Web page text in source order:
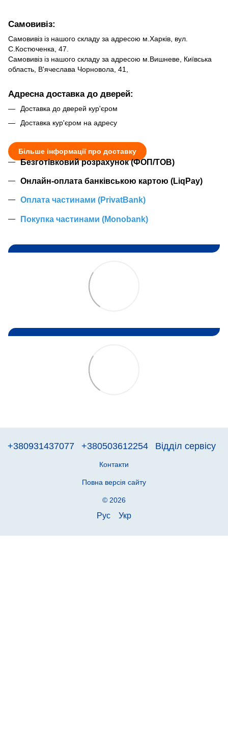
Самовивіз:
Самовивіз із нашого складу за адресою м.Харків, вул.
С.Костюченка, 47.
Самовивіз із нашого складу за адресою м.Вишневе, Київська
область, В'ячеслава Чорновола, 41,
Адресна доставка до дверей:
Доставка до дверей кур'єром
Доставка кур'єром на адресу
Більше інформації про доставку
Безготівковий розрахунок (ФОП/ТОВ)
Онлайн-оплата банківською картою (LiqPay)
Оплата частинами (PrivatBank)
Покупка частинами (Monobank)
+380931437077 +380503612254 Відділ сервісу
Контакти
Повна версія сайту
© 2026
Рус Укр